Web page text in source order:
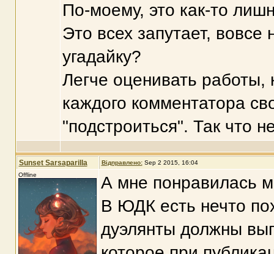
По-моему, это как-то
Это всех запутает,
угадайку?
Легче оценивать
каждого комментатора
"подстроиться". Так что
Sunset Sarsaparilla Відправлено: Sep 2 2015, 16:04
Offline
А мне понравилась
В ЮДК есть нечто
дуэлянты должны